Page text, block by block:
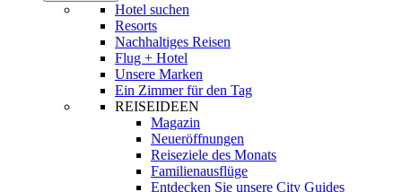
Hotel suchen
Resorts
Nachhaltiges Reisen
Flug + Hotel
Unsere Marken
Ein Zimmer für den Tag
REISEIDEEN
Magazin
Neueröffnungen
Reiseziele des Monats
Familienausflüge
Entdecken Sie unsere City Guides